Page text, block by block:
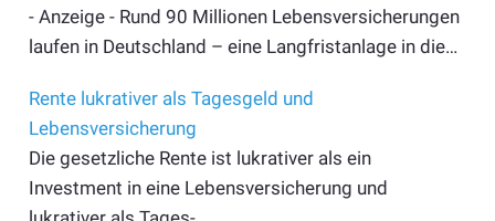
- Anzeige - Rund 90 Millionen Lebensversicherungen
laufen in Deutschland – eine Langfristanlage in die…
Rente lukrativer als Tagesgeld und
Lebensversicherung
Die gesetzliche Rente ist lukrativer als ein
Investment in eine Lebensversicherung und